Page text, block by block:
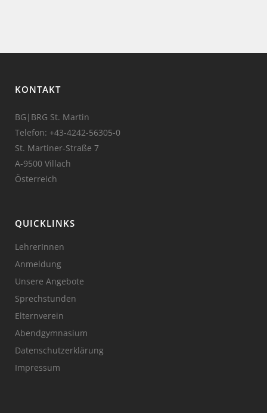
KONTAKT
BG|BRG St. Martin
Telefon: +43-4242-56305-0
St. Martiner-Straße 7
A-9500 Villach
Österreich
QUICKLINKS
LehrerInnen
Anmeldung
Unsere Angebote
Sprechstunden
Elternverein
Abendgymnasium
Datenschutzerklärung
Impressum